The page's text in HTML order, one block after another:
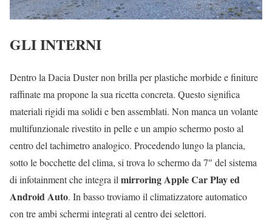
GLI INTERNI
Dentro la Dacia Duster non brilla per plastiche morbide e finiture
raffinate ma propone la sua ricetta concreta. Questo significa
materiali rigidi ma solidi e ben assemblati. Non manca un volante
multifunzionale rivestito in pelle e un ampio schermo posto al
centro del tachimetro analogico. Procedendo lungo la plancia,
sotto le bocchette del clima, si trova lo schermo da 7″ del sistema
di infotainment che integra ilmirroring Apple Car Play ed
Android Auto. In basso troviamo il climatizzatore automatico
con tre ambi schermi integrati al centro dei selettori.